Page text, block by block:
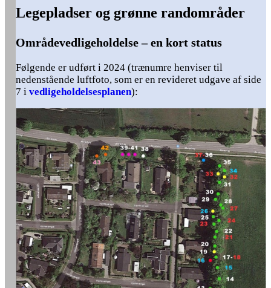
Legepladser og grønne randområder
Områdevedligeholdelse – en kort status
Følgende er udført i 2024 (trænumre henviser til
nedenstående luftfoto, som er en revideret udgave af side
7 i vedligeholdelsesplanen):